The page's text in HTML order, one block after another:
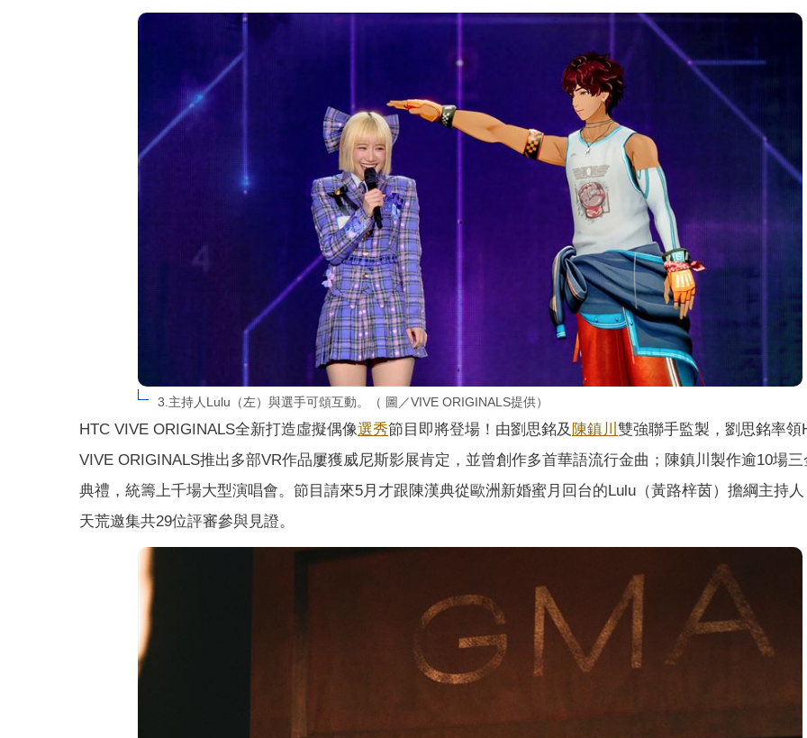
3.主持人Lulu（左）與選手可頌互動。（ 圖／VIVE ORIGINALS提供）
HTC VIVE ORIGINALS全新打造虛擬偶像選秀節目即將登場！由劉思銘及 陳鎮川 雙強聯手監製，劉思銘率領
VIVE ORIGINALS推出多部VR作品屢獲威尼斯影展肯定，並曾創作多首華語流行金曲；陳鎮川製作逾10場
典禮，統籌上千場大型演唱會。節目請來5月才跟陳漢典從歐洲新婚蜜月回台的Lulu（黃路梓茵）擔綱主持
天荒邀集共29位評審參與見證。